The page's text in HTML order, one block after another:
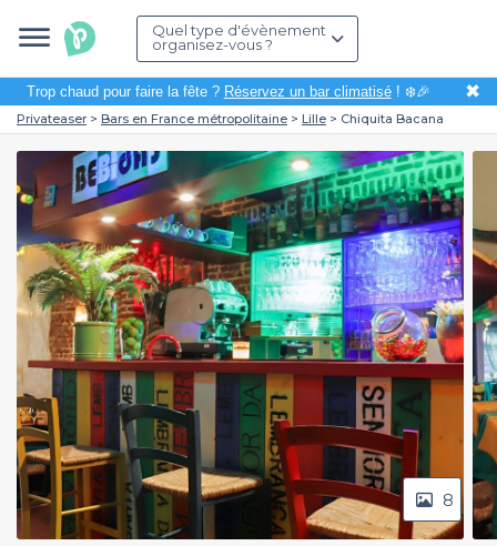
Quel type d'évènement
organisez-vous ?
Trop chaud pour faire la fête ? Réservez un bar climatisé! ❄️🎉 ✖
Privateaser Bars en France métropolitaine Lille Chiquita Bacana
8